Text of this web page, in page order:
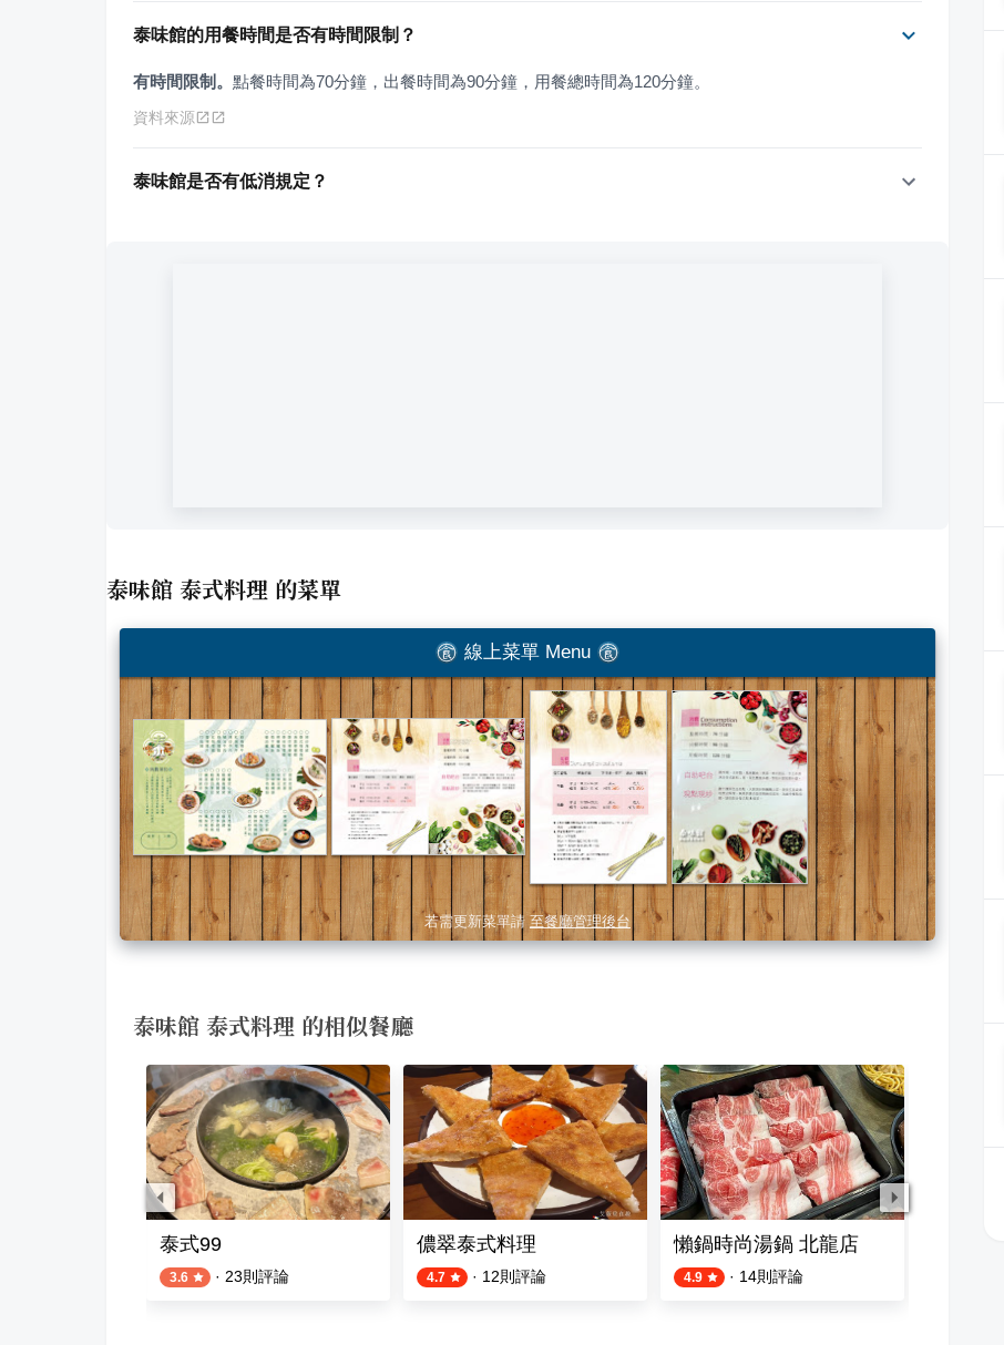
泰味館的用餐時間是否有時間限制？
有時間限制。 點餐時間為70分鐘，出餐時間為90分鐘，用餐總時間為120分鐘。
資料來源
泰味館是否有低消規定？
泰味館 泰式料理 的菜單
線上菜單 Menu
若需更新菜單請 至餐廳管理後台
泰味館 泰式料理 的相似餐廳
泰式99
3.6 · 23則評論
儂翠泰式料理
4.7 · 12則評論
懶鍋時尚湯鍋 北龍店
4.9 · 14則評論